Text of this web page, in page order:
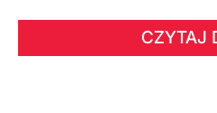
CZYTAJ